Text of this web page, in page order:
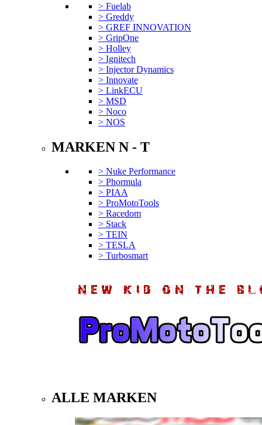
> Fuelab
> Greddy
> GREF INNOVATION
> GripOne
> Holley
> Ignitech
> Injector Dynamics
> Innovate
> LinkECU
> MSD
> Noco
> NOS
MARKEN N - T
> Nuke Performance
> Phormula
> PIAA
> ProMotoTools
> Racedom
> Stack
> TEIN
> TESLA
> Turbosmart
ALLE MARKEN